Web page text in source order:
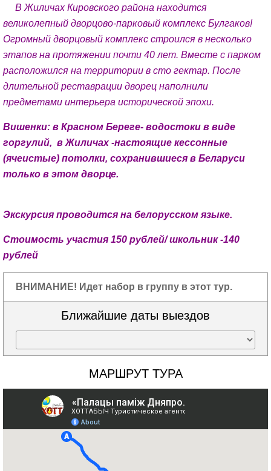
В Жиличах Кировского района находится
великолепный дворцово-парковый комплекс Булгаков!
Огромный дворцовый комплекс строился в несколько
этапов на протяжении почти 40 лет. Вместе с парком
расположился на территории в сто гектар. После
длительной реставрации дворец наполнили
предметами интерьера исторической эпохи.
Вишенки: в Красном Береге- водостоки в виде
горгулий, в Жиличах -настоящие кессонные
(ячеистые) потолки, сохранившиеся в Беларуси
только в этом дворце.
Экскурсия проводится на белорусском языке.
Стоимость участия 150 рублей/ школьник -140
рублей
ВНИМАНИЕ! Идет набор в группу в этот тур.
Ближайшие даты выездов
МАРШРУТ ТУРА